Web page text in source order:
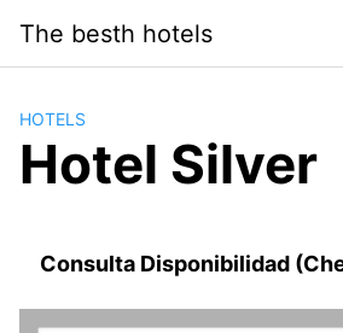
contenido
The besth hotels
HOTELS
Hotel Silver
Consulta Disponibilidad